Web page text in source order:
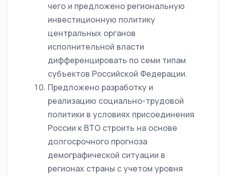
чего и предложено региональную
инвестиционную политику
центральных органов
исполнительной власти
дифференцировать по семи типам
субъектов Российской Федерации.
Предложено разработку и
реализацию социально-трудовой
политики в условиях присоединения
России к ВТО строить на основе
долгосрочного прогноза
демографической ситуации в
регионах страны с учетом уровня